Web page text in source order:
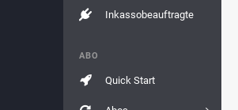
Inkassobeauftragte
ABO
Quick Start